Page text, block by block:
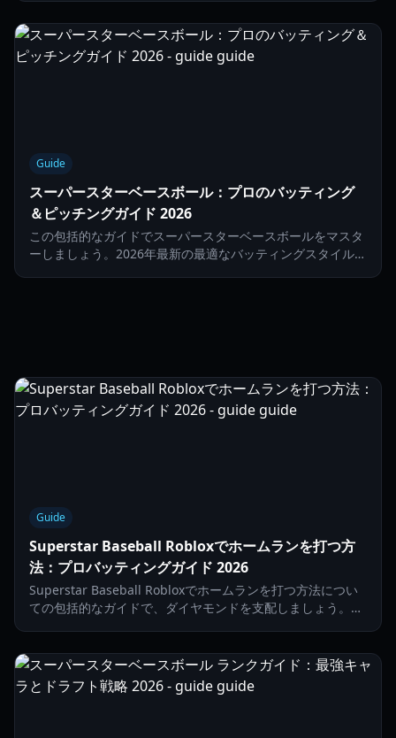
Guide
スーパースターベースボール：プロのバッティング
＆ピッチングガイド 2026
この包括的なガイドでスーパースターベースボールをマスタ
ーしましょう。2026年最新の最適なバッティングスタイル、
Guide
Superstar Baseball Robloxでホームランを打つ方
法：プロバッティングガイド 2026
Superstar Baseball Robloxでホームランを打つ方法につい
ての包括的なガイドで、ダイヤモンドを支配しましょう。パ